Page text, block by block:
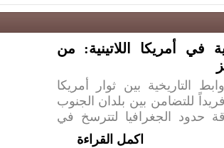
في أمريكا اللاتينية: من
التاريخية بين ثوار أمريكا
فريداً للتضامن بين بلدان الجنوب
حدود الجغرافيا لتترسخ في
اكمل القراءة